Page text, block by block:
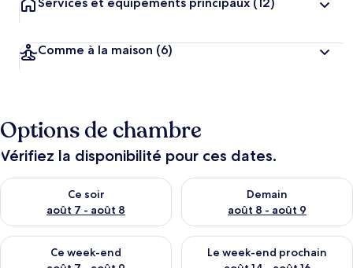
Comme à la maison (6)
Options de chambre
Vérifiez la disponibilité pour ces dates.
Ce soir
août 7 - août 8
Vérifier la disponibilité pour ce soir août 7 - août 8
Demain
août 8 - août 9
Vérifier la disponibilité pour
Ce week-end
Vérifier la disponibilité pour ce week-end août 7 - août 9
Le week-end prochain
Vérifier la disponibilité pour